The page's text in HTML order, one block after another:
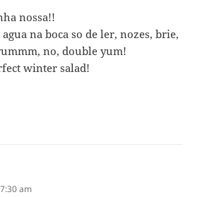
nossa!!
na boca so de ler, nozes, brie,
no, double yum!
winter salad!
am